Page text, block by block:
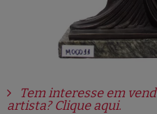
Tem interesse em
artista? Clique aqui.